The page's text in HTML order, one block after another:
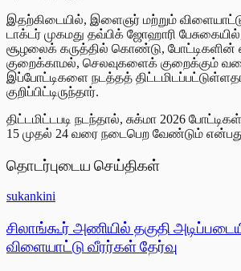
இதற்கிடையில், இளைஞர் மற்றும்
டாக்டர் முகமது தவ்பிக் ஜோஹாரி
சூழலைக் கருத்தில் கொண்டு,
குறைக்காமல், செலவுகளைக் குறைக்கும்
இப்போட்டிகளை நடத்தத்
குறிப்பிட்டிருந்தார்.
திட்டமிட்டபடி நடந்தால், சுக்மா 2026
15 முதல் 24 வரை நடைபெற வேண்டும் என்பது
தொடர்புடைய செய்திகள்
sukankini
சிலாங்கூர் அணியில் தகுதி
விளையாட்டு வீரர்கள் தேர்வு